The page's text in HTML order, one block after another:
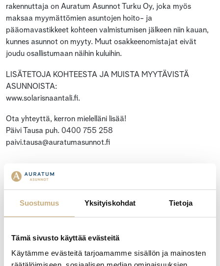
Suostumus Yksityiskohdat Tietoja
Tämä sivusto käyttää evästeitä
Käytämme evästeitä tarjoamamme sisällön ja mainosten
rakennuttaja on Auratum Asunnot Turku Oy, joka myös
maksaa myymättömien asuntojen hoito- ja
pääomavastikkeet kohteen valmistumisen jälkeen niin kauan,
kunnes asunnot on myyty. Muut osakkeenomistajat eivät
joudu osallistumaan näihin kuluihin.
LISÄTETOJA KOHTEESTA JA MUISTA MYYTÄVISTÄ
ASUNNOISTA:
www.solarisnaantali.fi.
Ota yhteyttä, kerron mielelläni lisää!
Päivi Tausa puh. 0400 755 258
paivi.tausa@auratumasunnot.fi
B57
Asunto Oy Solaris on Naantalin keskustaan Luostarinkatu
kellarikerroksen autohalli, josta pääsee suoraan
asuinkerroksiin hissillä.